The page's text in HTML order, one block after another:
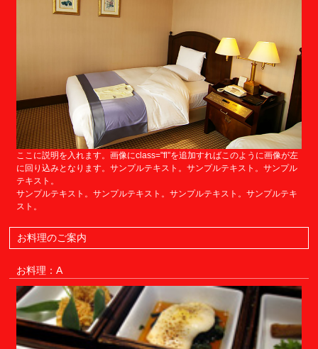
ここに説明を入れます。画像にclass="fl"を追加すればこのように画像が左
に回り込みとなります。サンプルテキスト。サンプルテキスト。サンプル
テキスト。
サンプルテキスト。サンプルテキスト。サンプルテキスト。サンプルテキ
スト。
お料理のご案内
お料理：A